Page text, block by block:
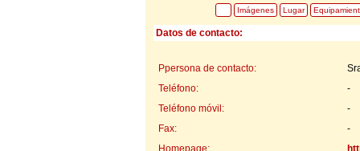
Imágenes Lugar
Datos de contacto:
Ppersona de contacto:
Teléfono:
-
Teléfono móvil:
-
Fax:
-
Homepage: